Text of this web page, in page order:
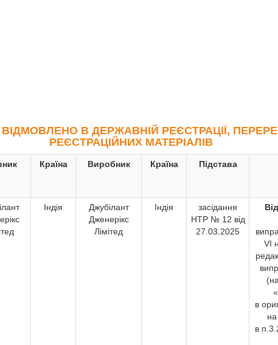
В ДЕРЖАВНІЙ РЕЄСТРАЦІЇ,
РЕЄСТРАЦІЙНИХ МАТЕРІАЛІВ
Країна Виробник Країна Підстава
Індія
Джубілант
Дженерікс
Лімітед
Індія
засідання
НТР № 12 від
27.03.2025
VI
в
на
в